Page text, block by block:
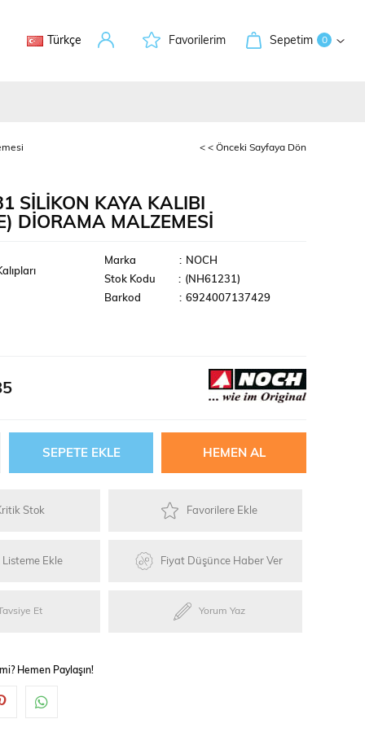
Türkçe Sepetim 0
Favorilerim
< < Önceki Sayfaya Dön
SILIKON KAYA KALIBI
DIORAMA MALZEMESI
Marka : NOCH
Stok Kodu
(NH61231)
Barkod : 6924007137429
Stok Favorilere Ekle
Listeme Ekle Fiyat Düşünce Haber Ver
Et Yorum Yaz
Hemen Paylaşın!